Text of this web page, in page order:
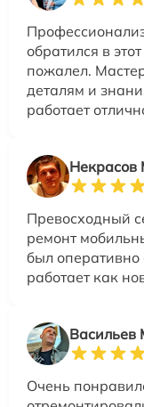
обратился в
пожалел.
деталям и
работает
Некрасов
Превосходный
ремонт
был оперативно
работает как
Васильев
Очень